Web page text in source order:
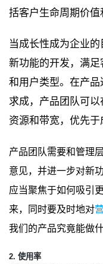
括客户生命周期价
当成长性成为企业
新功能的开发，满
和用户类型。在产
求成，产品团队可
资源和带宽，优先于
产品团队需要和管理
意见，并进一步对新
应当聚焦于如何吸引
来，同时要及时地对
我们的产品究竟能做
2. 使用率